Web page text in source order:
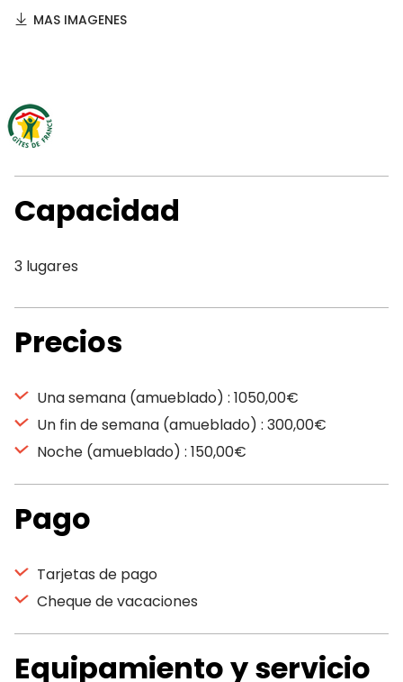
MAS IMAGENES
Capacidad
3 lugares
Precios
Una semana (amueblado) : 1050,00€
Un fin de semana (amueblado) : 300,00€
Noche (amueblado) : 150,00€
Pago
Tarjetas de pago
Cheque de vacaciones
Equipamiento y servicio